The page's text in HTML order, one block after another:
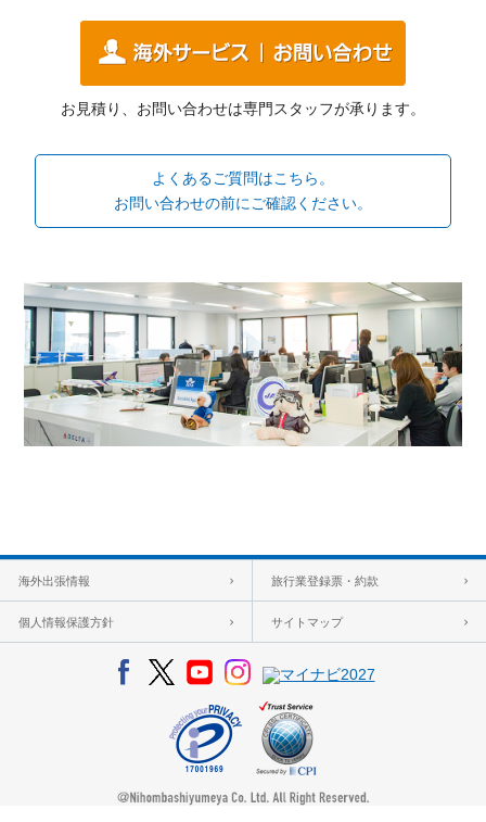
お見積り、お問い合わせは専門スタッフが承ります。
よくあるご質問はこちら。
お問い合わせの前にご確認ください。
海外出張情報 旅行業登録票・約款
個人情報保護方針 サイトマップ